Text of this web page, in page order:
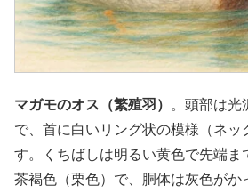
マガモのオス（繁殖羽）
。頭部は光
で、首に白いリング状の模様（ネッ
す。くちばしは明るい黄色で先端ま
茶褐色（栗色）で、胴体は灰色がか